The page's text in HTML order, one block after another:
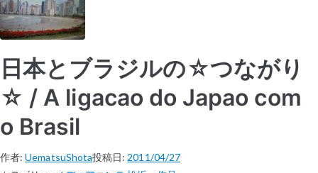
日本とブラジルの☆つながり
☆ / A ligacao do Japao com
o Brasil
作者:UematsuShota投稿日: 2011/04/27